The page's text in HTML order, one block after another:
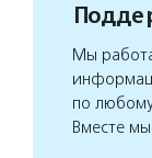
Мы
по
Вместе мы